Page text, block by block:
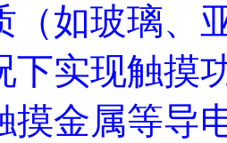
（如玻璃、
下实现触摸
摸金属等导